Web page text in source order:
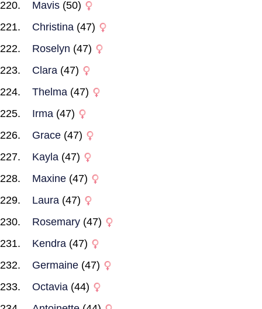
Mavis (50)
Christina (47)
Roselyn (47)
Clara (47)
Thelma (47)
Irma (47)
Grace (47)
Kayla (47)
Maxine (47)
Laura (47)
Rosemary (47)
Kendra (47)
Germaine (47)
Octavia (44)